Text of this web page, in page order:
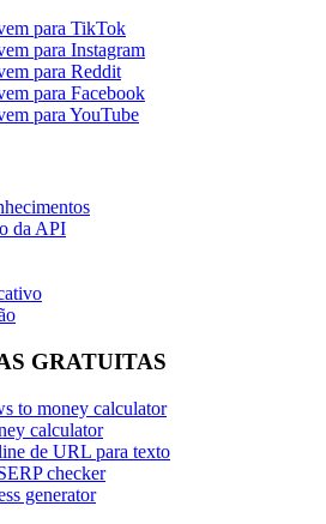
para TikTok
para Instagram
para Reddit
para Facebook
para YouTube
da API
GRATUITAS
to money calculator
calculator
de URL para texto
checker
generator